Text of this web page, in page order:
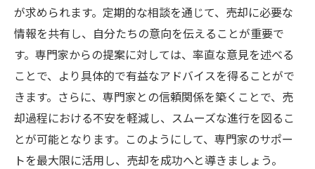
が求められます。定期的な相談を通じて、売却に必要な
情報を共有し、自分たちの意向を伝えることが重要で
す。専門家からの提案に対しては、率直な意見を述べる
ことで、より具体的で有益なアドバイスを得ることがで
きます。さらに、専門家との信頼関係を築くことで、売
却過程における不安を軽減し、スムーズな進行を図るこ
とが可能となります。このようにして、専門家のサポー
トを最大限に活用し、売却を成功へと導きましょう。